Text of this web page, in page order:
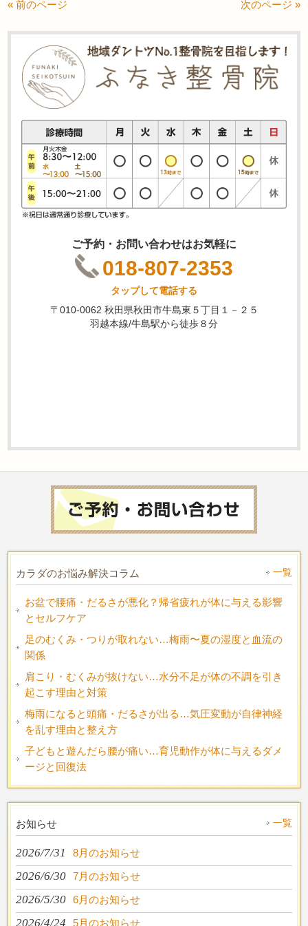
« 前のページ 次のページ »
ご予約・お問い合わせはお気軽に
018-807-2353
タップして電話する
〒010-0062 秋田県秋田市牛島東５丁目１－２５
羽越本線/牛島駅から徒歩８分
カラダのお悩み解決コラム 一覧
お盆で腰痛・だるさが悪化？帰省疲れが体に与える影響
とセルフケア
足のむくみ・つりが取れない…梅雨〜夏の湿度と血流の
関係
肩こり・むくみが抜けない…水分不足が体の不調を引き
起こす理由と対策
梅雨になると頭痛・だるさが出る…気圧変動が自律神経
を乱す理由と整え方
子どもと遊んだら腰が痛い…育児動作が体に与えるダメ
ージと回復法
お知らせ 一覧
2026/7/31 8月のお知らせ
2026/6/30 7月のお知らせ
2026/5/30 6月のお知らせ
2026/4/24 5月のお知らせ